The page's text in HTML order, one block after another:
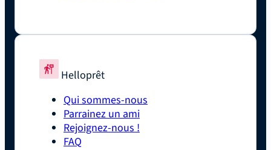
Helloprêt
Qui sommes-nous
Parrainez un ami
Rejoignez-nous !
FAQ